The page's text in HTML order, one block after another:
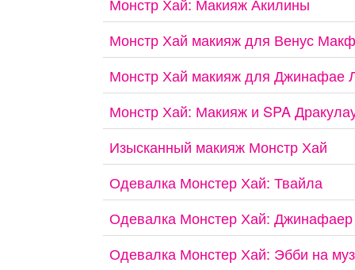
Монстр Хай макияж для Венус
Монстр Хай макияж для Джинафае
Монстр Хай: Макияж и SPA
Изысканный макияж Монстр Хай
Одевалка Монстер Хай: Твайла
Одевалка Монстер Хай:
Одевалка Монстер Хай: Эбби на